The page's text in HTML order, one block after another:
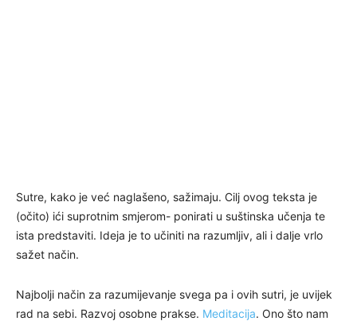
Sutre, kako je već naglašeno, sažimaju. Cilj ovog teksta je
(očito) ići suprotnim smjerom- ponirati u suštinska učenja te
ista predstaviti. Ideja je to učiniti na razumljiv, ali i dalje vrlo
sažet način.
Najbolji način za razumijevanje svega pa i ovih sutri, je uvijek
rad na sebi. Razvoj osobne prakse. Meditacija. Ono što nam